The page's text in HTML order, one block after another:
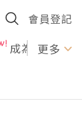
會員登記
成為U更多